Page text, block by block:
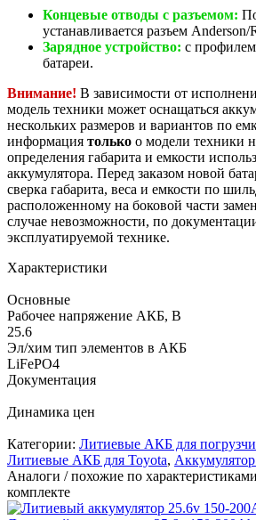
Концевые отводы с разъемом:
устанавливается разъем
Зарядное устройство: с
батареи.
Внимание! В зависимости от
модель техники может оснащаться
нескольких размеров и вариантов по
информация только о модели техники
определения габарита и емкости
аккумулятора. Перед заказом новой
сверка габарита, веса и емкости по
расположенному на боковой части
случае невозможности, по
эксплуатируемой технике.
Характеристики
Основные
Рабочее напряжение АКБ, B
25.6
Эл/хим тип элементов в АКБ
LiFePO4
Документация
Динамика цен
Категории: Литиевые АКБ для
Литиевые АКБ для Toyota,
Аналоги / похожие по
комплекте